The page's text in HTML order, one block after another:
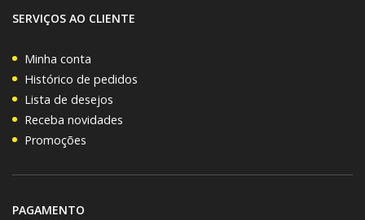
SERVIÇOS AO CLIENTE
Minha conta
Histórico de pedidos
Lista de desejos
Receba novidades
Promoções
PAGAMENTO